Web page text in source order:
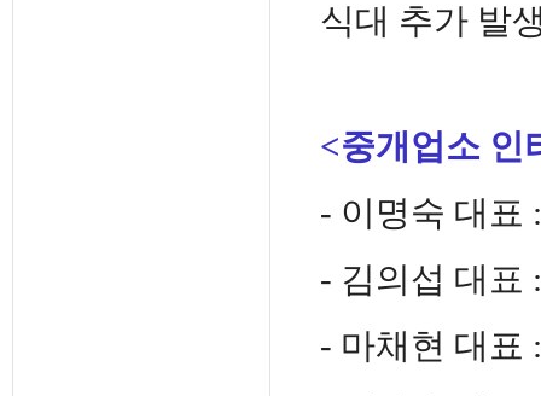
식대 추가 발
<중개업소 인
- 이명숙 대표
- 김의섭 대표
- 마채현 대표